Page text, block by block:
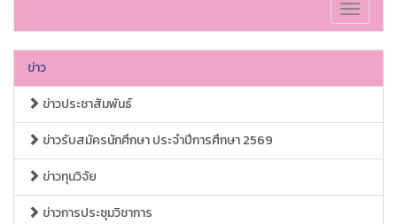
Toggle
ข่าว
ข่าวประชาสัมพันธ์
ข่าวรับสมัครนักศึกษา ประจำปีการศึกษา 2569
ข่าวทุนวิจัย
ข่าวการประชุมวิชาการ